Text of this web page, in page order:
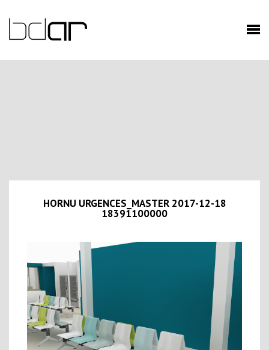
HORNU URGENCES_MASTER 2017-12-18
18391100000